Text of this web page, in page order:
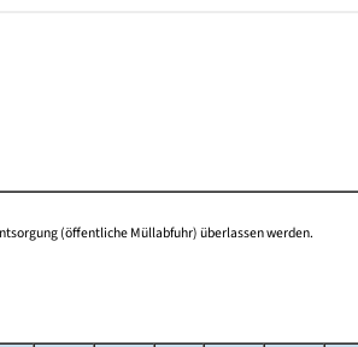
(öffentliche Müllabfuhr) überlassen werden.